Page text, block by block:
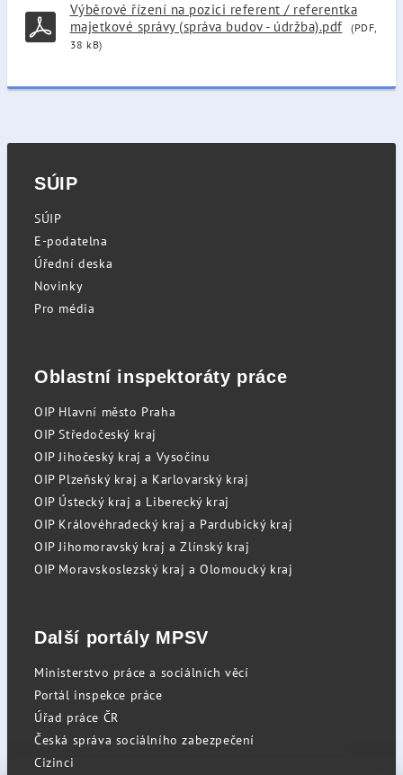
Výběrové řízení na pozici referent / referentka
majetkové správy (správa budov - údržba).pdf
(PDF,
38 kB)
SÚIP
SÚIP
E-podatelna
Úřední deska
Novinky
Pro média
Oblastní inspektoráty práce
OIP Hlavní město Praha
OIP Středočeský kraj
OIP Jihočeský kraj a Vysočinu
OIP Plzeňský kraj a Karlovarský kraj
OIP Ústecký kraj a Liberecký kraj
OIP Královéhradecký kraj a Pardubický kraj
OIP Jihomoravský kraj a Zlínský kraj
OIP Moravskoslezský kraj a Olomoucký kraj
Další portály MPSV
Ministerstvo práce a sociálních věcí
Portál inspekce práce
Úřad práce ČR
Česká správa sociálního zabezpečení
Cizinci